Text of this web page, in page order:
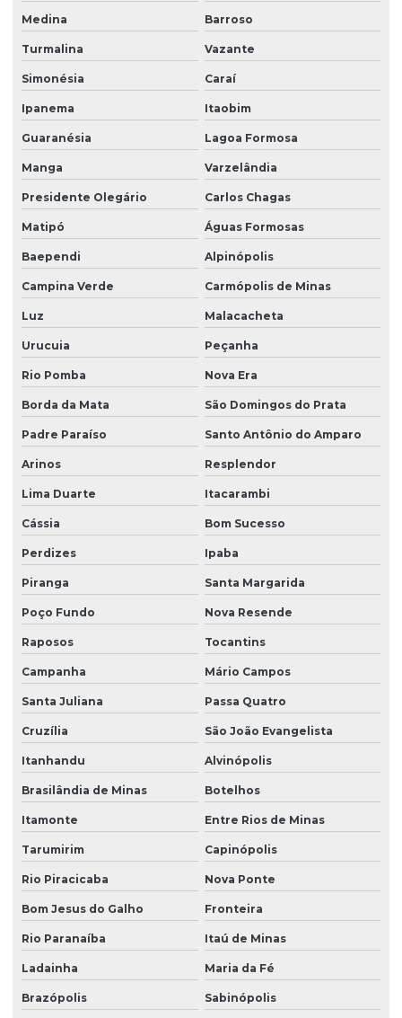
Medina Barroso
Turmalina Vazante
Simonésia Caraí
Ipanema Itaobim
Guaranésia Lagoa Formosa
Manga Varzelândia
Presidente Olegário Carlos Chagas
Matipó Águas Formosas
Baependi Alpinópolis
Campina Verde Carmópolis de Minas
Luz Malacacheta
Urucuia Peçanha
Rio Pomba Nova Era
Borda da Mata São Domingos do Prata
Padre Paraíso Santo Antônio do Amparo
Arinos Resplendor
Lima Duarte Itacarambi
Cássia Bom Sucesso
Perdizes Ipaba
Piranga Santa Margarida
Poço Fundo Nova Resende
Raposos Tocantins
Campanha Mário Campos
Santa Juliana Passa Quatro
Cruzília São João Evangelista
Itanhandu Alvinópolis
Brasilândia de Minas Botelhos
Itamonte Entre Rios de Minas
Tarumirim Capinópolis
Rio Piracicaba Nova Ponte
Bom Jesus do Galho Fronteira
Rio Paranaíba Itaú de Minas
Ladainha Maria da Fé
Brazópolis Sabinópolis